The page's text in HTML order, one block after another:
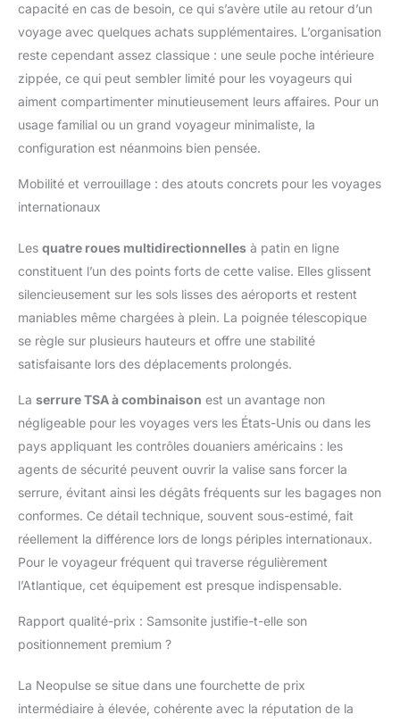
capacité en cas de besoin, ce qui s’avère utile au retour d’un
voyage avec quelques achats supplémentaires. L’organisation
reste cependant assez classique : une seule poche intérieure
zippée, ce qui peut sembler limité pour les voyageurs qui
aiment compartimenter minutieusement leurs affaires. Pour un
usage familial ou un grand voyageur minimaliste, la
configuration est néanmoins bien pensée.
Mobilité et verrouillage : des atouts concrets pour les voyages
internationaux
Les quatre roues multidirectionnelles à patin en ligne
constituent l’un des points forts de cette valise. Elles glissent
silencieusement sur les sols lisses des aéroports et restent
maniables même chargées à plein. La poignée télescopique
se règle sur plusieurs hauteurs et offre une stabilité
satisfaisante lors des déplacements prolongés.
La serrure TSA à combinaison est un avantage non
négligeable pour les voyages vers les États-Unis ou dans les
pays appliquant les contrôles douaniers américains : les
agents de sécurité peuvent ouvrir la valise sans forcer la
serrure, évitant ainsi les dégâts fréquents sur les bagages non
conformes. Ce détail technique, souvent sous-estimé, fait
réellement la différence lors de longs périples internationaux.
Pour le voyageur fréquent qui traverse régulièrement
l’Atlantique, cet équipement est presque indispensable.
Rapport qualité-prix : Samsonite justifie-t-elle son
positionnement premium ?
La Neopulse se situe dans une fourchette de prix
intermédiaire à élevée, cohérente avec la réputation de la